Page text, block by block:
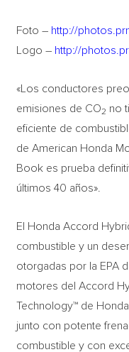
Foto – http://
Logo – http://
«Los conductores
emisiones de CO2 no
eficiente de
de American Honda
Book es prueba
últimos 40 años».
El Honda Accord
combustible y un
otorgadas por la EPA
motores del Accord
Technology™ de
junto con potente
combustible y con